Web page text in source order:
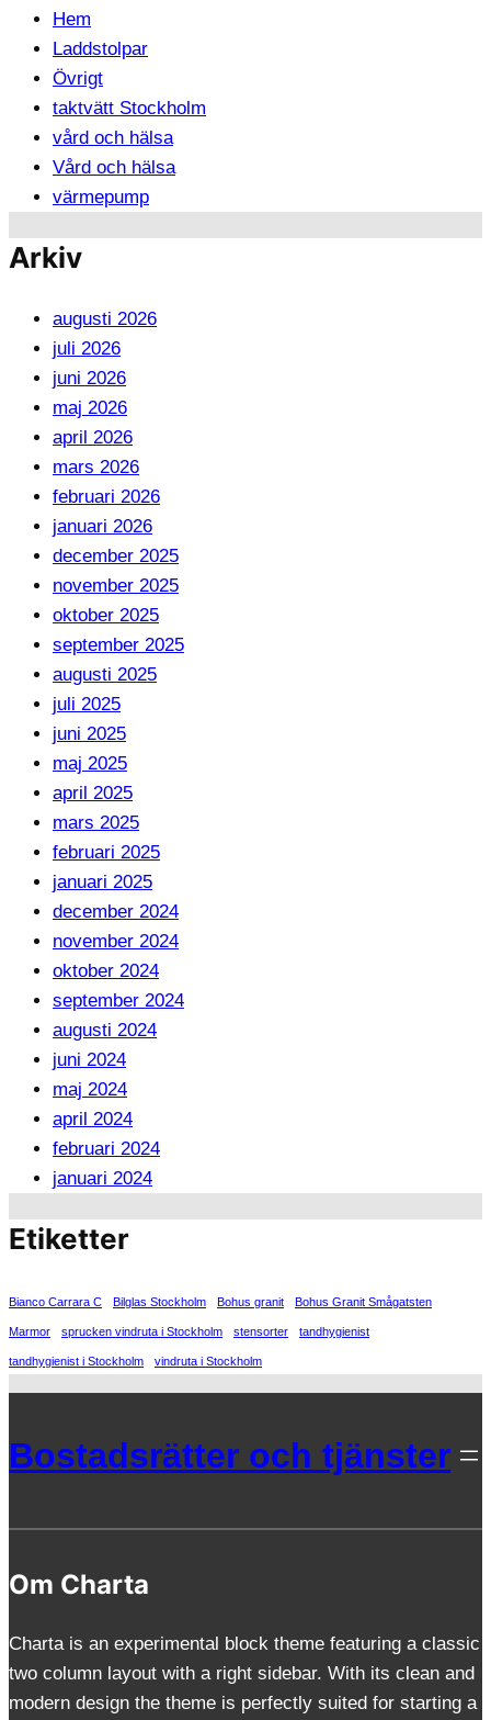
Hem
Laddstolpar
Övrigt
taktvätt Stockholm
vård och hälsa
Vård och hälsa
värmepump
Arkiv
augusti 2026
juli 2026
juni 2026
maj 2026
april 2026
mars 2026
februari 2026
januari 2026
december 2025
november 2025
oktober 2025
september 2025
augusti 2025
juli 2025
juni 2025
maj 2025
april 2025
mars 2025
februari 2025
januari 2025
december 2024
november 2024
oktober 2024
september 2024
augusti 2024
juni 2024
maj 2024
april 2024
februari 2024
januari 2024
Etiketter
Bianco Carrara C Bilglas Stockholm Bohus granit Bohus Granit Smågatsten
Marmor sprucken vindruta i Stockholm stensorter tandhygienist
tandhygienist i Stockholm vindruta i Stockholm
Bostadsrätter och tjänster
Om Charta
Charta is an experimental block theme featuring a classic
two column layout with a right sidebar. With its clean and
modern design the theme is perfectly suited for starting a